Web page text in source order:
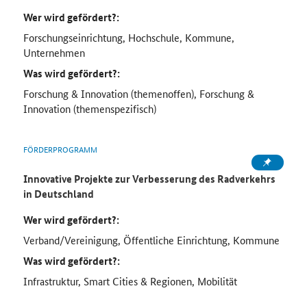
Wer wird gefördert?:
Forschungseinrichtung, Hochschule, Kommune,
Unternehmen
Was wird gefördert?:
Forschung & Innovation (themenoffen), Forschung &
Innovation (themenspezifisch)
FÖRDERPROGRAMM
Innovative Projekte zur Verbesserung des Radverkehrs
in Deutschland
Wer wird gefördert?:
Verband/Vereinigung, Öffentliche Einrichtung, Kommune
Was wird gefördert?:
Infrastruktur, Smart Cities & Regionen, Mobilität